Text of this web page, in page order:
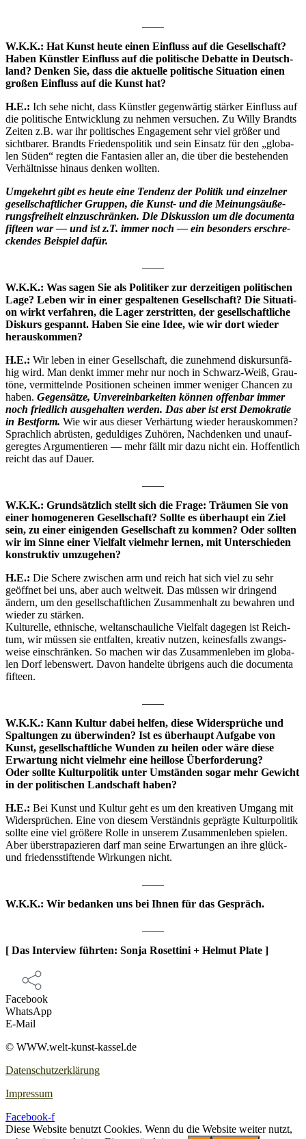
W.K.K.: Hat Kunst heu­te einen Ein­fluss auf die Gesell­schaft?
Haben Künst­ler Ein­fluss auf die poli­ti­sche Debat­te in Deutsch­
land? Den­ken Sie, dass die aktu­el­le poli­ti­sche Situa­ti­on einen
gro­ßen Ein­fluss auf die Kunst hat?
H.E.: Ich sehe nicht, dass Künst­ler gegen­wär­tig stär­ker Ein­fluss auf
die poli­ti­sche Ent­wick­lung zu neh­men ver­su­chen. Zu Wil­ly Brandts
Zei­ten z.B. war ihr poli­ti­sches Enga­ge­ment sehr viel grö­ßer und
sicht­ba­rer. Brandts Frie­dens­po­li­tik und sein Ein­satz für den „glo­ba­
len Süden“ reg­ten die Fan­ta­sien aller an, die über die bestehen­den
Ver­hält­nis­se hin­aus den­ken wollten.
Umge­kehrt gibt es heu­te eine Ten­denz der Poli­tik und ein­zel­ner
gesell­schaft­li­cher Grup­pen, die Kunst- und die Mei­nungs­äu­ße­
rungs­frei­heit ein­zu­schrän­ken. Die Dis­kus­si­on um die docu­men­ta
fif­teen war — und ist z.T. immer noch — ein beson­ders erschre­
cken­des Bei­spiel dafür.
W.K.K.: Was sagen Sie als Poli­ti­ker zur der­zei­ti­gen poli­ti­schen
Lage? Leben wir in einer gespal­te­nen Gesell­schaft? Die Situa­ti­
on wirkt ver­fah­ren, die Lager zer­strit­ten, der gesell­schaft­li­che
Dis­kurs gespannt. Haben Sie eine Idee, wie wir dort wie­der
herauskommen?
H.E.: Wir leben in einer Gesell­schaft, die zuneh­mend dis­kurs­un­fä­
hig wird. Man denkt immer mehr nur noch in Schwarz-Weiß, Grau­
tö­ne, ver­mit­teln­de Posi­tio­nen schei­nen immer weni­ger Chan­cen zu
haben. Gegen­sät­ze, Unver­ein­bar­kei­ten kön­nen offen­bar immer
noch fried­lich aus­ge­hal­ten wer­den. Das aber ist erst Demo­kra­tie
in Best­form. Wie wir aus die­ser Ver­här­tung wie­der her­aus­kom­men?
Sprach­lich abrüs­ten, gedul­di­ges Zuhö­ren, Nach­den­ken und unauf­
ge­reg­tes Argu­men­tie­ren — mehr fällt mir dazu nicht ein. Hof­fent­lich
reicht das auf Dauer.
W.K.K.: Grund­sätz­lich stellt sich die Fra­ge: Träu­men Sie von
einer homo­ge­ne­ren Gesell­schaft? Soll­te es über­haupt ein Ziel
sein, zu einer eini­gen­den Gesell­schaft zu kom­men? Oder soll­ten
wir im Sin­ne einer Viel­falt viel­mehr ler­nen, mit Unter­schie­den
kon­struk­tiv umzugehen?
H.E.: Die Sche­re zwi­schen arm und reich hat sich viel zu sehr
geöff­net bei uns, aber auch welt­weit. Das müs­sen wir drin­gend
ändern, um den gesell­schaft­li­chen Zusam­men­halt zu bewah­ren und
wie­der zu stär­ken.
Kul­tu­rel­le, eth­ni­sche, welt­an­schau­li­che Viel­falt dage­gen ist Reich­
tum, wir müs­sen sie ent­fal­ten, krea­tiv nut­zen, kei­nes­falls zwangs­
wei­se ein­schrän­ken. So machen wir das Zusam­men­le­ben im glo­ba­
len Dorf lebens­wert. Davon han­del­te übri­gens auch die docu­men­ta
fifteen.
W.K.K.: Kann Kul­tur dabei hel­fen, die­se Wider­sprü­che und
Spal­tun­gen zu über­win­den? Ist es über­haupt Auf­ga­be von
Kunst, gesell­schaft­li­che Wun­den zu hei­len oder wäre die­se
Erwar­tung nicht viel­mehr eine heil­lo­se Über­for­de­rung?
Oder soll­te Kul­tur­po­li­tik unter Umstän­den sogar mehr Gewicht
in der poli­ti­schen Land­schaft haben?
H.E.: Bei Kunst und Kul­tur geht es um den krea­ti­ven Umgang mit
Wider­sprü­chen. Eine von die­sem Ver­ständ­nis gepräg­te Kul­tur­po­li­tik
soll­te eine viel grö­ße­re Rol­le in unse­rem Zusam­men­le­ben spie­len.
Aber über­stra­pa­zie­ren darf man sei­ne Erwar­tun­gen an ihre glück-
und frie­dens­stif­ten­de Wir­kun­gen nicht.
W.K.K.: Wir bedan­ken uns bei Ihnen für das Gespräch.
[ Das Inter­view führ­ten: Son­ja Roset­ti­ni + Hel­mut Plate ]
Facebook
WhatsApp
E‑Mail
© WWW.welt-kunst-kassel.de
Datenschutzerklärung
Impressum
Facebook-f
Diese Website benutzt Cookies. Wenn du die Website weiter nutzt,